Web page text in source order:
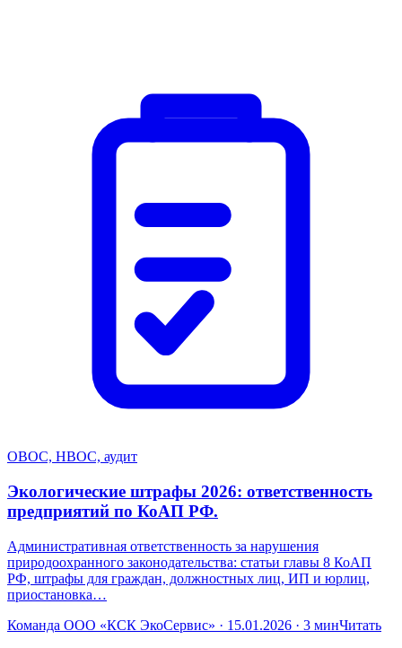
ОВОС, НВОС, аудит
Экологические штрафы 2026: ответственность
предприятий по КоАП РФ.
Административная ответственность за нарушения
природоохранного законодательства: статьи главы 8 КоАП
РФ, штрафы для граждан, должностных лиц, ИП и юрлиц,
приостановка…
Команда ООО «КСК ЭкоСервис» · 15.01.2026 · 3 минЧитать